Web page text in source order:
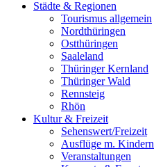
Städte & Regionen
Tourismus allgemein
Nordthüringen
Ostthüringen
Saaleland
Thüringer Kernland
Thüringer Wald
Rennsteig
Rhön
Kultur & Freizeit
Sehenswert/Freizeit
Ausflüge m. Kindern
Veranstaltungen